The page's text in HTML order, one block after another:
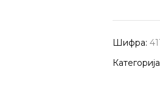
Шифра:
Категорија